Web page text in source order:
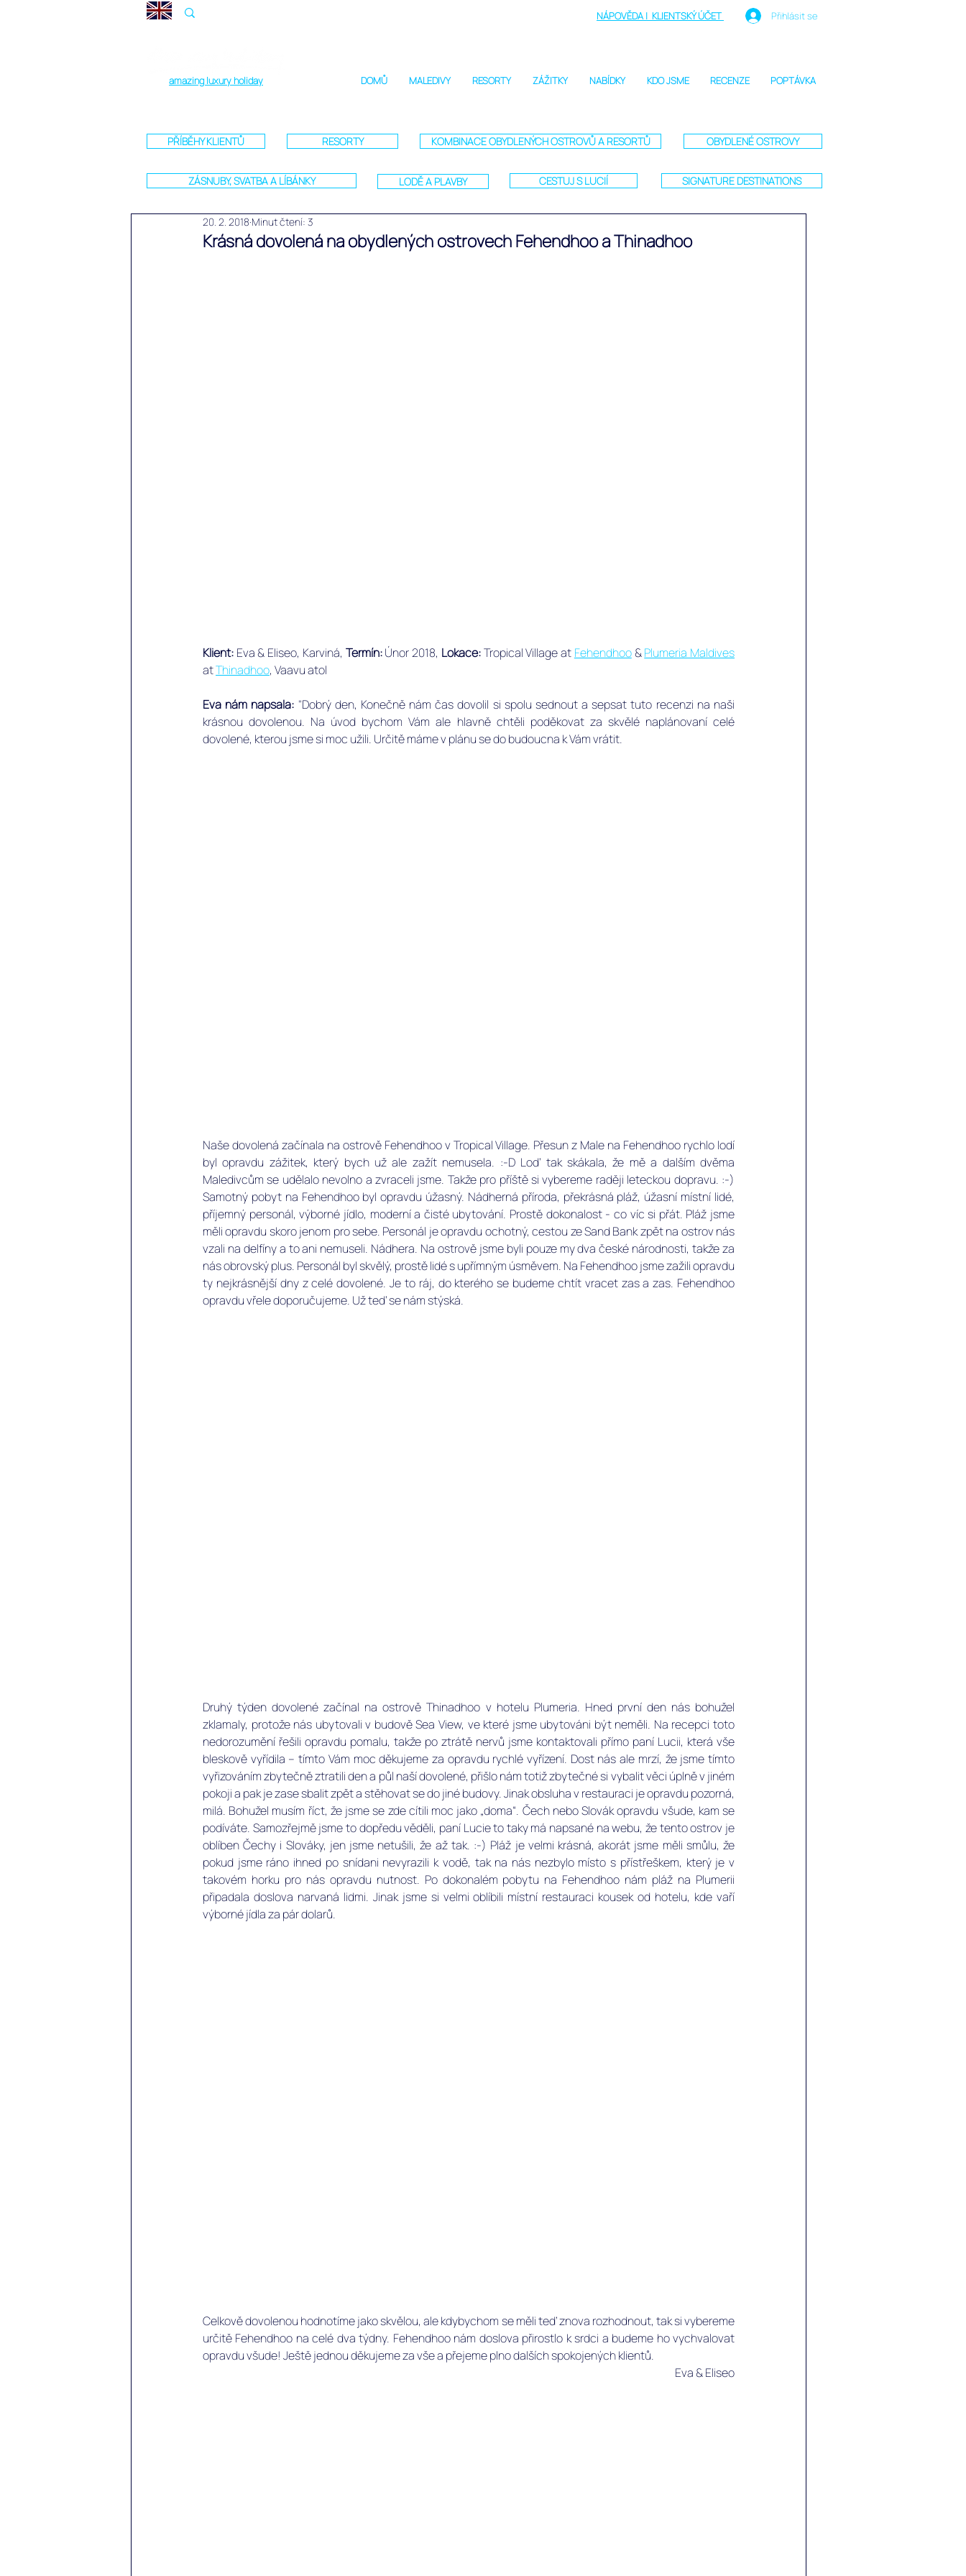
DOMŮ MALEDIVY RESORTY ZÁŽITKY NABÍDKY KDO JSME RECENZE POPTÁVKA
Přihlásit se
NÁPOVĚDA | KLIENTSKÝ ÚČET
amazing luxury holiday
PŘÍBĚHY KLIENTŮ RESORTY KOMBINACE OBYDLENÝCH OSTROVŮ A RESORTŮ
ZÁSNUBY, SVATBA A LÍBÁNKY LODĚ A PLAVBY CESTUJ S LUCIÍ
OBYDLENÉ OSTROVY
SIGNATURE DESTINATIONS
Krásná dovolená na obydlených ostrovech Fehendhoo a Thinadhoo
20. 2. 2018 Minut čtení: 3
Klient: Eva & Eliseo, Karviná, ﻿ Termín: Únor 2018, Lokace: Tropical Village at Fehendhoo & Plumeria Maldives
at Thinadhoo, Vaavu atol
Eva nám napsala: "Dobrý den, Konečně nám čas dovolil si spolu sednout a sepsat tuto recenzi na naši
krásnou dovolenou. Na úvod bychom Vám ale hlavně chtěli poděkovat za skvělé naplánovaní celé
dovolené, kterou jsme si moc užili. Určitě máme v plánu se do budoucna k Vám vrátit.
Naše dovolená začínala na ostrově Fehendhoo v Tropical Village. Přesun z Male na Fehendhoo rychlo lodí
byl opravdu zážitek, který bych už ale zažít nemusela. :-D Loď tak skákala, že mě a dalším dvěma
Maledivcům se udělalo nevolno a zvraceli jsme. Takže pro příště si vybereme raději leteckou dopravu. :-)
Samotný pobyt na Fehendhoo byl opravdu úžasný. Nádherná příroda, překrásná pláž, úžasní místní lidé,
příjemný personál, výborné jídlo, moderní a čisté ubytování. Prostě dokonalost - co víc si přát. Pláž jsme
měli opravdu skoro jenom pro sebe. Personál je opravdu ochotný, cestou ze Sand Bank zpět na ostrov nás
vzali na delfíny a to ani nemuseli. Nádhera. Na ostrově jsme byli pouze my dva české národnosti, takže za
nás obrovský plus. Personál byl skvělý, prostě lidé s upřímným úsměvem. Na Fehendhoo jsme zažili opravdu
ty nejkrásnější dny z celé dovolené. Je to ráj, do kterého se budeme chtít vracet zas a zas. Fehendhoo
opravdu vřele doporučujeme. Už teď se nám stýská.
Druhý týden dovolené začínal na ostrově Thinadhoo v hotelu Plumeria. Hned první den nás bohužel
zklamaly, protože nás ubytovali v budově Sea View, ve které jsme ubytováni být neměli. Na recepci toto
nedorozumění řešili opravdu pomalu, takže po ztrátě nervů jsme kontaktovali přímo paní Lucii, která vše
bleskově vyřídila – tímto Vám moc děkujeme za opravdu rychlé vyřízení. Dost nás ale mrzí, že jsme tímto
vyřizováním zbytečně ztratili den a půl naší dovolené, přišlo nám totiž zbytečné si vybalit věci úplně v jiném
pokoji a pak je zase sbalit zpět a stěhovat se do jiné budovy. Jinak obsluha v restauraci je opravdu pozorná,
milá. Bohužel musím říct, že jsme se zde cítili moc jako „doma“. Čech nebo Slovák opravdu všude, kam se
podíváte. Samozřejmě jsme to dopředu věděli, paní Lucie to taky má napsané na webu, že tento ostrov je
oblíben Čechy i Slováky, jen jsme netušili, že až tak. :-) Pláž je velmi krásná, akorát jsme měli smůlu, že
pokud jsme ráno ihned po snídani nevyrazili k vodě, tak na nás nezbylo místo s přístřeškem, který je v
takovém horku pro nás opravdu nutnost. Po dokonalém pobytu na Fehendhoo nám pláž na Plumerii
připadala doslova narvaná lidmi. Jinak jsme si velmi oblíbili místní restauraci kousek od hotelu, kde vaří
výborné jídla za pár dolarů.
Celkově dovolenou hodnotíme jako skvělou, ale kdybychom se měli teď znova rozhodnout, tak si vybereme
určitě Fehendhoo na celé dva týdny. Fehendhoo nám doslova přirostlo k srdci a budeme ho vychvalovat
opravdu všude! Ještě jednou děkujeme za vše a přejeme plno dalších spokojených klientů.
Eva & Eliseo